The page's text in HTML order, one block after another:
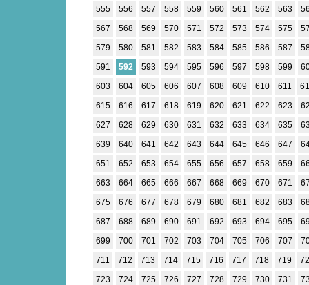
555
556 557 558 559 560 561 562 563
567
568 569 570 571 572 573 574 575
579
580 581 582 583 584 585 586 587
591
592 593 594 595 596 597 598 599
603
604 605 606 607 608 609 610 611
615
616 617 618 619 620 621 622 623
627
628 629 630 631 632 633 634 635
639
640 641 642 643 644 645 646 647
651
652 653 654 655 656 657 658 659
663
664 665 666 667 668 669 670 671
675
676 677 678 679 680 681 682 683
687
688 689 690 691 692 693 694 695
699
700 701 702 703 704 705 706 707
711
712 713 714 715 716 717 718 719
723
724 725 726 727 728 729 730 731